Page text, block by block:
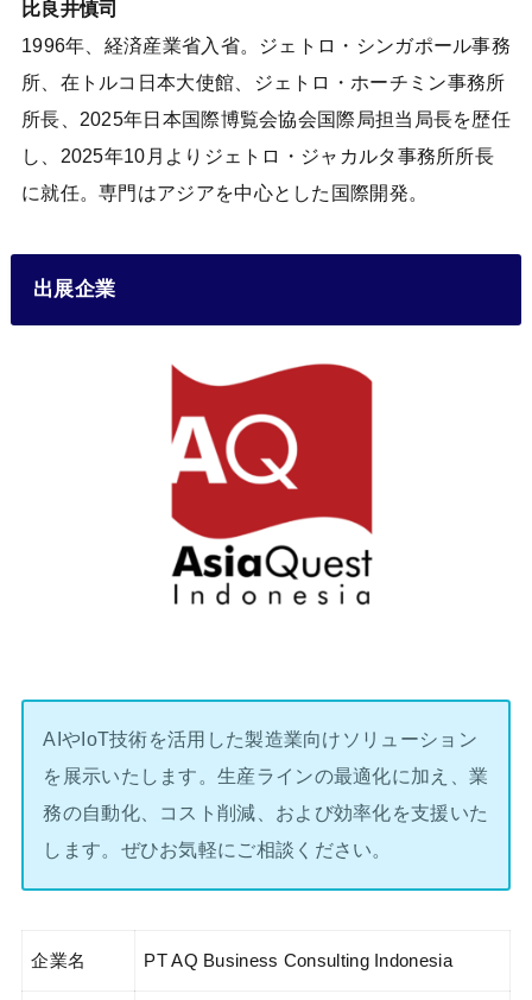
比良井慎司
1996年、経済産業省入省。ジェトロ・シンガポール事務
所、在トルコ日本大使館、ジェトロ・ホーチミン事務所
所長、2025年日本国際博覧会協会国際局担当局長を歴任
し、2025年10月よりジェトロ・ジャカルタ事務所所長
に就任。専門はアジアを中心とした国際開発。
出展企業
AIやIoT技術を活用した製造業向けソリューション
を展示いたします。生産ラインの最適化に加え、業
務の自動化、コスト削減、および効率化を支援いた
します。ぜひお気軽にご相談ください。
企業名 PT AQ Business Consulting Indonesia